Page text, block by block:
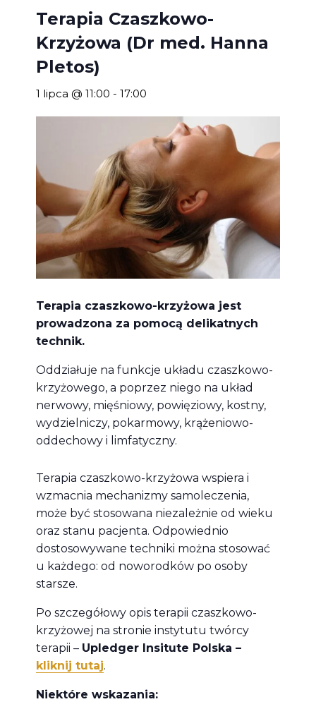
Terapia Czaszkowo-
Krzyżowa (Dr med. Hanna
Pletos)
1 lipca @ 11:00 -17:00
Terapia czaszkowo-krzyżowa jest
prowadzona za pomocą delikatnych
technik.
Oddziałuje na funkcje układu czaszkowo-
krzyżowego, a poprzez niego na układ
nerwowy, mięśniowy, powięziowy, kostny,
wydzielniczy, pokarmowy, krążeniowo-
oddechowy i limfatyczny.
Terapia czaszkowo-krzyżowa wspiera i
wzmacnia mechanizmy samoleczenia,
może być stosowana niezależnie od wieku
oraz stanu pacjenta. Odpowiednio
dostosowywane techniki można stosować
u każdego: od noworodków po osoby
starsze.
Po szczegółowy opis terapii czaszkowo-
krzyżowej na stronie instytutu twórcy
terapii – Upledger Insitute Polska –
kliknij tutaj.
Niektóre wskazania: